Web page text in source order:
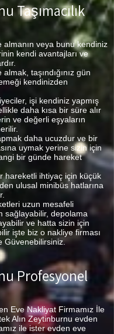
Taşımacılık
almanın veya bunu kendiniz
kendi avantajları ve
taşındığınız gün
kendinizden
işi kendiniz yapmış
daha kısa bir süre alır
ve değerli eşyaların
daha ucuzdur ve bir
uymak yerine sizin için
bir günde hareket
hareketli ihtiyaç için küçük
ulusal minibüs hatlarına
uzun mesafeli
sağlayabilir, depolama
ve hatta sizin için
işte biz o nakliye firması
Güvenebilirsiniz.
Profesyonel
Eve Nakliyat Firmamız İle
Alın Zeytinburnu evden
ile ister evden eve